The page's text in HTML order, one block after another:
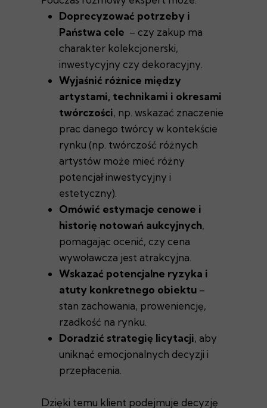
Doprecyzować potrzeby i
Państwa cele – czy zakup ma
charakter kolekcjonerski,
inwestycyjny czy dekoracyjny.
Wyjaśnić różnice między
artystami, technikami i okresami
twórczości, np. wskazać znaczenie
prac danego twórcy w kontekście
rynku (np. twórczość różnych
artystów może mieć różny
potencjał inwestycyjny i
estetyczny).
Omówić estymacje cenowe i
historię notowań aukcyjnych,
pomagając ocenić, czy cena
wywoławcza jest atrakcyjna.
Wskazać potencjalne ryzyka i
atuty konkretnego obiektu –
stan zachowania, proweniencję,
rzadkość na rynku.
Doradzić strategię licytacji, aby
uniknąć emocjonalnych decyzji i
przepłacenia.
Dzięki temu klient podejmuje decyzję